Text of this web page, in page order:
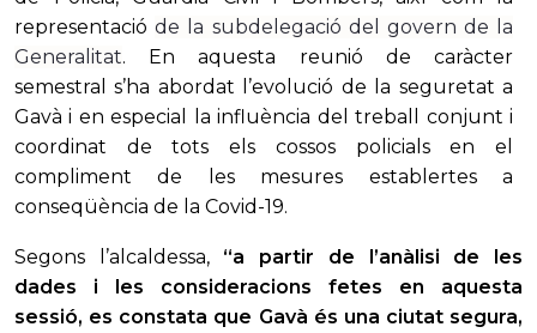
representacióde la subdelegació del govern de la
Generalitat. En aquesta reunió de caràcter
semestral s’ha abordat l’evolució de la seguretat a
Gavà i en especial la influència del treball conjunt i
coordinat de tots els cossos policials en el
compliment de les mesures establertes a
conseqüència de la Covid-19.
Segons l’alcaldessa, “a partir de l’anàlisi de les
dades i les consideracions fetes en aquesta
sessió, es constata que Gavà és una ciutat segura,